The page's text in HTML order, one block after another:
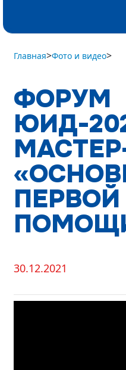
Главная>Фото и видео>
ФОРУМ
ЮИД-
ПЕРВОЙ
30.12.2021